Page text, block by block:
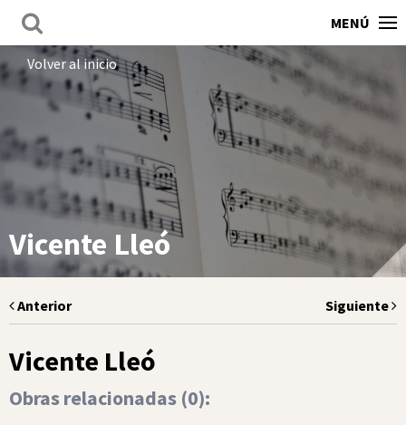
MENÚ
Volver al inicio
Vicente Lleó
Anterior Siguiente
Vicente Lleó
Obras relacionadas (0):